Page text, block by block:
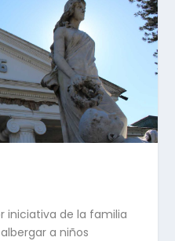
iniciativa de la familia
a niños